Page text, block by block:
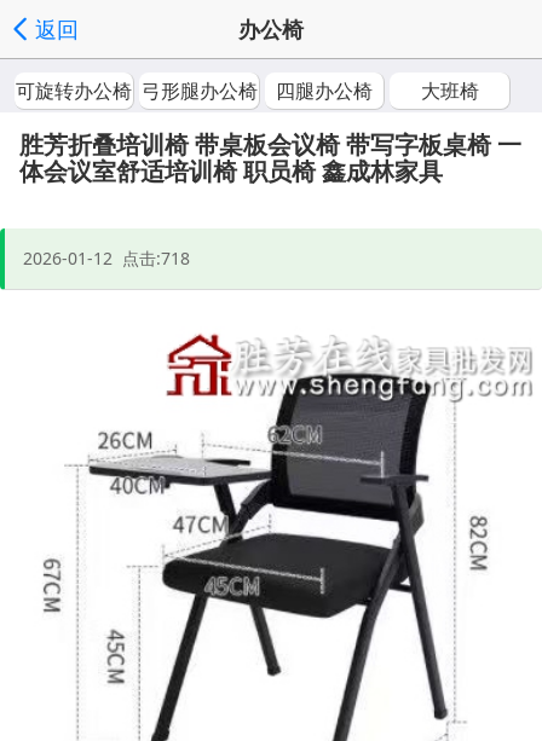
返回 办公椅
发送询价|分享好友|家具批发首页|频道列表 ', '取消');">
可旋转办公椅 弓形腿办公椅 四腿办公椅 大班椅
胜芳折叠培训椅 带桌板会议椅 带写字板桌椅 一
体会议室舒适培训椅 职员椅 鑫成林家具
2026-01-12 点击:718